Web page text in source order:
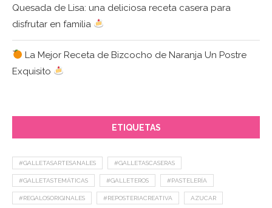
Quesada de Lisa: una deliciosa receta casera para
disfrutar en familia
La Mejor Receta de Bizcocho de Naranja Un Postre
Exquisito
ETIQUETAS
#GALLETASARTESANALES #GALLETASCASERAS
#GALLETASTEMÁTICAS #GALLETEROS #PASTELERÍA
#REGALOSORIGINALES #REPOSTERIACREATIVA AZUCAR